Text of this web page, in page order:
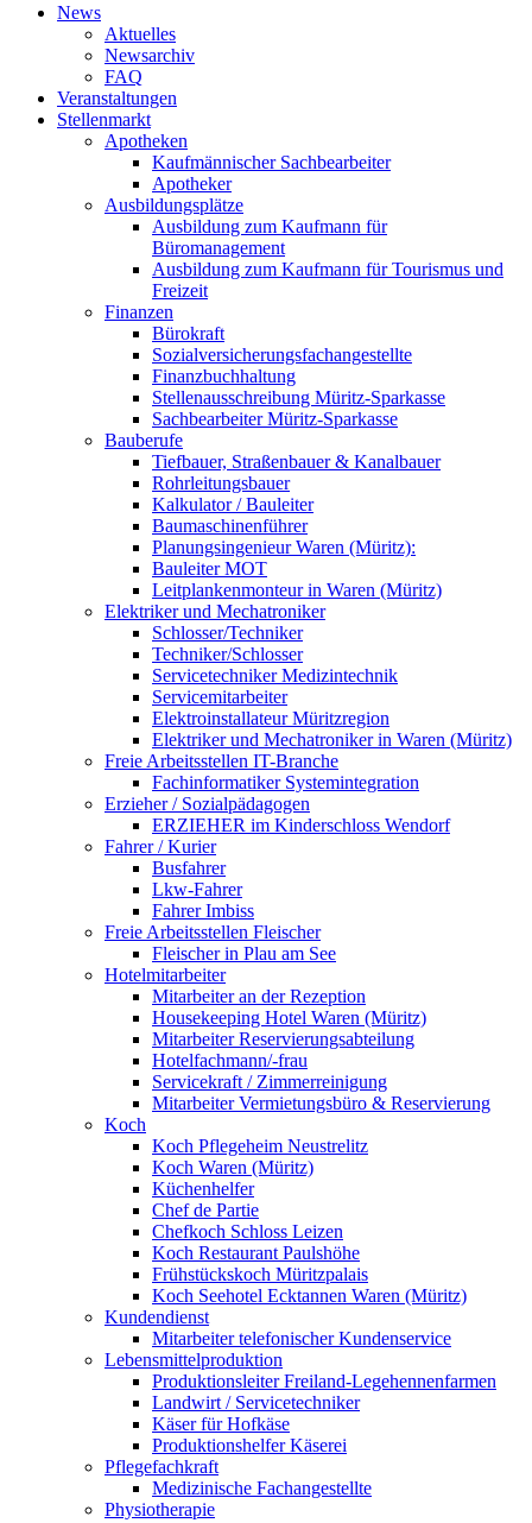
News
Aktuelles
Newsarchiv
FAQ
Veranstaltungen
Stellenmarkt
Apotheken
Kaufmännischer Sachbearbeiter
Apotheker
Ausbildungsplätze
Ausbildung zum Kaufmann für
Büromanagement
Ausbildung zum Kaufmann für Tourismus und
Freizeit
Finanzen
Bürokraft
Sozialversicherungsfachangestellte
Finanzbuchhaltung
Stellenausschreibung Müritz-Sparkasse
Sachbearbeiter Müritz-Sparkasse
Bauberufe
Tiefbauer, Straßenbauer & Kanalbauer
Rohrleitungsbauer
Kalkulator / Bauleiter
Baumaschinenführer
Planungsingenieur Waren (Müritz):
Bauleiter MOT
Leitplankenmonteur in Waren (Müritz)
Elektriker und Mechatroniker
Schlosser/Techniker
Techniker/Schlosser
Servicetechniker Medizintechnik
Servicemitarbeiter
Elektroinstallateur Müritzregion
Elektriker und Mechatroniker in Waren (Müritz)
Freie Arbeitsstellen IT-Branche
Fachinformatiker Systemintegration
Erzieher / Sozialpädagogen
ERZIEHER im Kinderschloss Wendorf
Fahrer / Kurier
Busfahrer
Lkw-Fahrer
Fahrer Imbiss
Freie Arbeitsstellen Fleischer
Fleischer in Plau am See
Hotelmitarbeiter
Mitarbeiter an der Rezeption
Housekeeping Hotel Waren (Müritz)
Mitarbeiter Reservierungsabteilung
Hotelfachmann/-frau
Servicekraft / Zimmerreinigung
Mitarbeiter Vermietungsbüro & Reservierung
Koch
Koch Pflegeheim Neustrelitz
Koch Waren (Müritz)
Küchenhelfer
Chef de Partie
Chefkoch Schloss Leizen
Koch Restaurant Paulshöhe
Frühstückskoch Müritzpalais
Koch Seehotel Ecktannen Waren (Müritz)
Kundendienst
Mitarbeiter telefonischer Kundenservice
Lebensmittelproduktion
Produktionsleiter Freiland-Legehennenfarmen
Landwirt / Servicetechniker
Käser für Hofkäse
Produktionshelfer Käserei
Pflegefachkraft
Medizinische Fachangestellte
Physiotherapie